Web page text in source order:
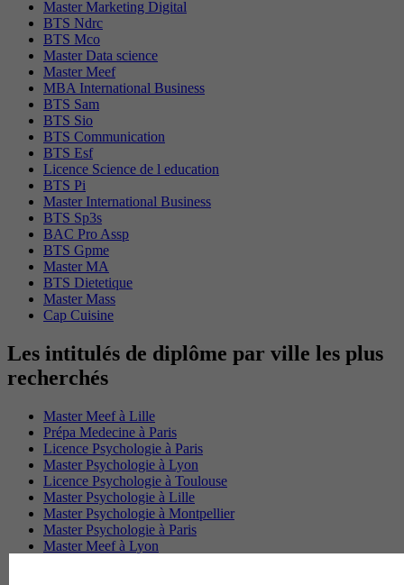
Master Marketing Digital
BTS Ndrc
BTS Mco
Master Data science
Master Meef
MBA International Business
BTS Sam
BTS Sio
BTS Communication
BTS Esf
Licence Science de l education
BTS Pi
Master International Business
BTS Sp3s
BAC Pro Assp
BTS Gpme
Master MA
BTS Dietetique
Master Mass
Cap Cuisine
Les intitulés de diplôme par ville les plus
recherchés
Master Meef à Lille
Prépa Medecine à Paris
Licence Psychologie à Paris
Master Psychologie à Lyon
Licence Psychologie à Toulouse
Master Psychologie à Lille
Master Psychologie à Montpellier
Master Psychologie à Paris
Master Meef à Lyon